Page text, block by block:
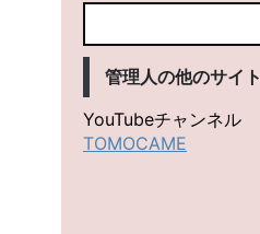
管理人の他のサイト
YouTubeチャンネル
TOMOCAME